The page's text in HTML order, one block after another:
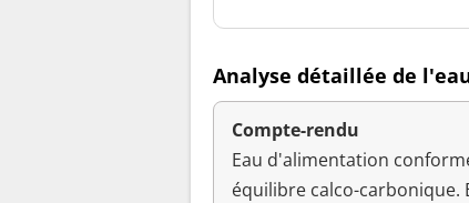
Analyse détaillée de
Compte-rendu
Eau d'alimentation
équilibre calco-carbonique.